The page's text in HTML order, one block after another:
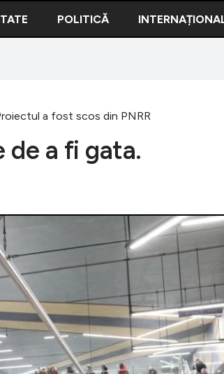
POLITICĂ
a fost scos din PNRR
de a fi gata.